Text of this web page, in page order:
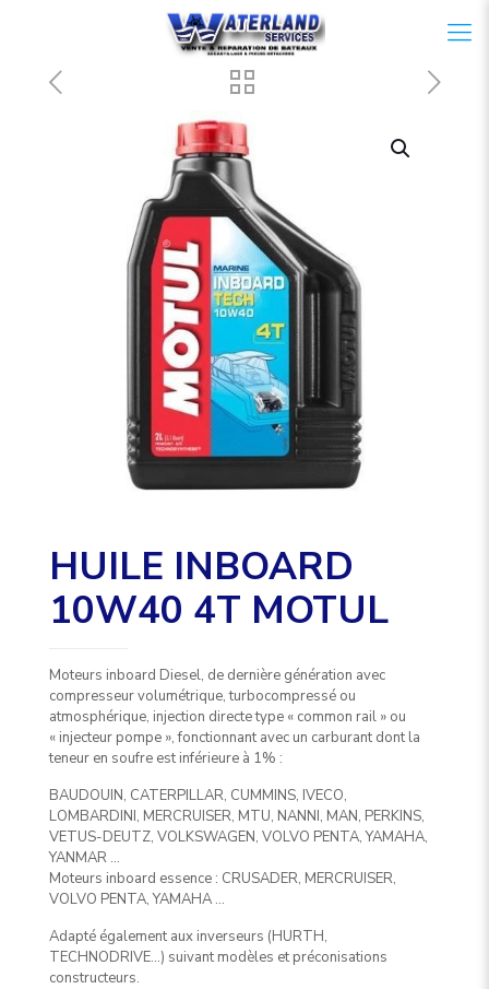
HUILE INBOARD
10W40 4T MOTUL
Moteurs inboard Diesel, de dernière génération avec
compresseur volumétrique, turbocompressé ou
atmosphérique, injection directe type « common rail » ou
« injecteur pompe », fonctionnant avec un carburant dont la
teneur en soufre est inférieure à 1% :
BAUDOUIN, CATERPILLAR, CUMMINS, IVECO,
LOMBARDINI, MERCRUISER, MTU, NANNI, MAN, PERKINS,
VETUS-DEUTZ, VOLKSWAGEN, VOLVO PENTA, YAMAHA,
YANMAR …
Moteurs inboard essence : CRUSADER, MERCRUISER,
VOLVO PENTA, YAMAHA …
Adapté également aux inverseurs (HURTH,
TECHNODRIVE…) suivant modèles et préconisations
constructeurs.